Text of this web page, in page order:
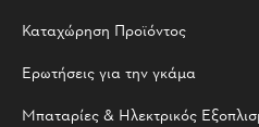
Καταχώρηση Προϊόντος
Ερωτήσεις για την γκάμα
Μπαταρίες & Ηλεκτρικός